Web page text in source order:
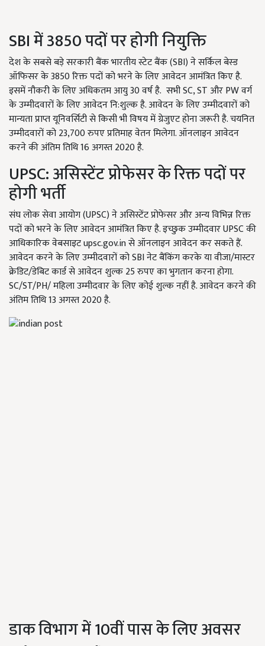
SBI में 3850 पदों पर होगी नियुक्ति
देश के सबसे बड़े सरकारी बैंक भारतीय स्टेट बैंक (SBI) ने सर्किल बेस्ड
ऑफिसर के 3850 रिक्त पदों को भरने के लिए आवेदन आमंत्रित किए है.
इसमें नौकरी के लिए अधिकतम आयु 30 वर्ष है. सभी SC, ST और PW वर्ग
के उम्मीदवारों के लिए आवेदन नि:शुल्क है. आवेदन के लिए उम्मीदवारों को
मान्यता प्राप्त यूनिवर्सिटी से किसी भी विषय में ग्रेजुएट होना जरूरी है. चयनित
उम्मीदवारों को 23,700 रुपए प्रतिमाह वेतन मिलेगा. ऑनलाइन आवेदन
करने की अंतिम तिथि 16 अगस्त 2020 है.
UPSC: असिस्टेंट प्रोफेसर के रिक्त पदों पर
होगी भर्ती
संघ लोक सेवा आयोग (UPSC) ने असिस्टेंट प्रोफेसर और अन्य विभिन्न रिक्त
पदों को भरने के लिए आवेदन आमंत्रित किए है. इच्छुक उम्मीदवार UPSC की
आधिकारिक वेबसाइट upsc.gov.in से ऑनलाइन आवेदन कर सकते हैं.
आवेदन करने के लिए उम्मीदवारों को SBI नेट बैंकिंग करके या वीजा/मास्टर
क्रेडिट/डेबिट कार्ड से आवेदन शुल्क 25 रुपए का भुगतान करना होगा.
SC/ST/PH/ महिला उम्मीदवार के लिए कोई शुल्क नहीं है. आवेदन करने की
अंतिम तिथि 13 अगस्त 2020 है.
डाक विभाग में 10वीं पास के लिए अवसर